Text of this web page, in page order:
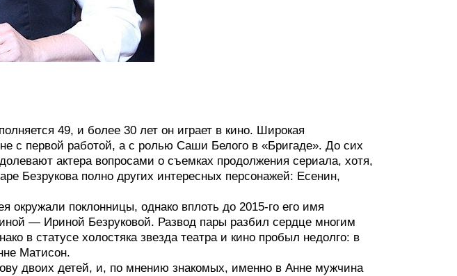
49, и более 30 лет он играет в кино. Широкая
с первой работой, а с ролью Саши Белого в «Бригаде». До сих
актера вопросами о съемках продолжения сериала, хотя,
Безрукова полно других интересных персонажей: Есенин,
окружали поклонницы, однако вплоть до 2015-го его имя
— Ириной Безруковой. Развод пары разбил сердце многим
в статусе холостяка звезда театра и кино пробыл недолго: в
Матисон.
двоих детей, и, по мнению знакомых, именно в Анне мужчина